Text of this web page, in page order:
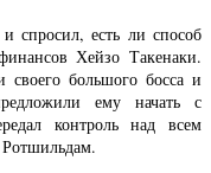
спросил, есть ли способ
Хейзо Такенаки.
большого босса и
ему начать с
контроль над всем